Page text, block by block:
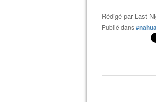
Rédigé par Last
Publié dans